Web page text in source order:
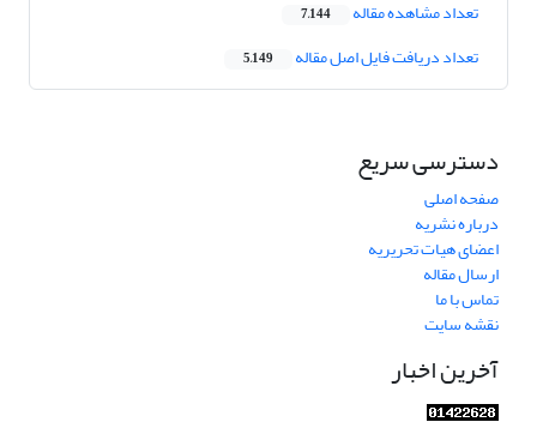
تعداد مشاهده مقاله 7,144
تعداد دریافت فایل اصل مقاله 5,149
دسترسی سریع
صفحه اصلی
درباره نشریه
اعضای هیات تحریریه
ارسال مقاله
تماس با ما
نقشه سایت
آخرین اخبار